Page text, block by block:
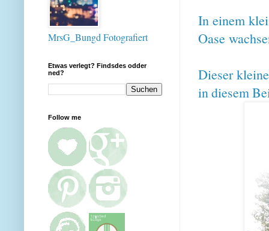
In einem
Oase
Dieser
in diesem
MrsG_Bungd Fotografiert
Etwas verlegt? Findsdes odder
ned?
Follow me